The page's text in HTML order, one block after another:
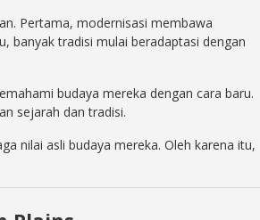
Pertama, modernisasi membawa
banyak tradisi mulai beradaptasi dengan
budaya mereka dengan cara baru.
sejarah dan tradisi.
nilai asli budaya mereka. Oleh karena itu,